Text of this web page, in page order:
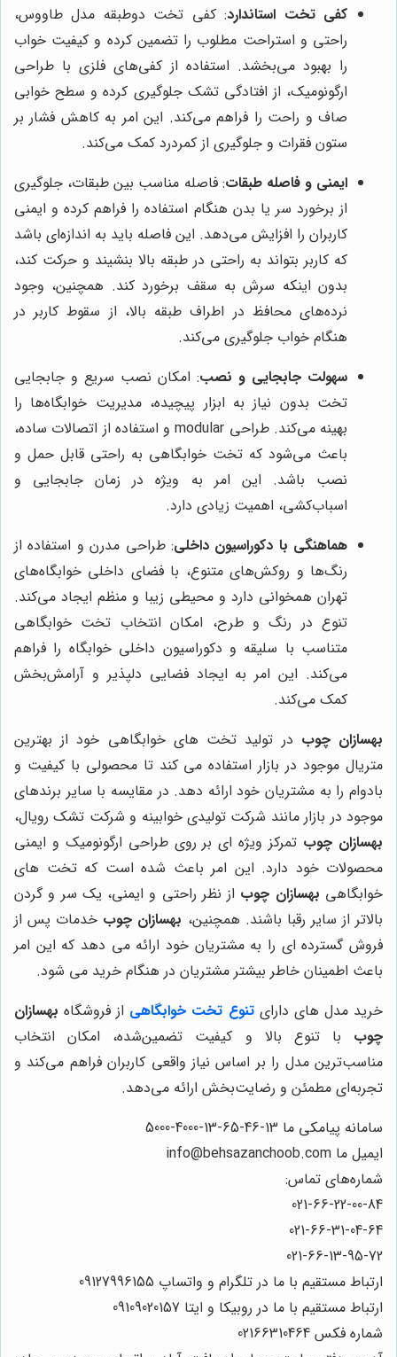
کفی تخت استاندارد: کفی تخت دوطبقه مدل طاووس،
راحتی و استراحت مطلوب را تضمین کرده و کیفیت خواب
را بهبود می‌بخشد. استفاده از کفی‌های فلزی با طراحی
ارگونومیک، از افتادگی تشک جلوگیری کرده و سطح خوابی
صاف و راحت را فراهم می‌کند. این امر به کاهش فشار بر
ستون فقرات و جلوگیری از کمردرد کمک می‌کند.
ایمنی و فاصله طبقات: فاصله مناسب بین طبقات، جلوگیری
از برخورد سر یا بدن هنگام استفاده را فراهم کرده و ایمنی
کاربران را افزایش می‌دهد. این فاصله باید به اندازه‌ای باشد
که کاربر بتواند به راحتی در طبقه بالا بنشیند و حرکت کند،
بدون اینکه سرش به سقف برخورد کند. همچنین، وجود
نرده‌های محافظ در اطراف طبقه بالا، از سقوط کاربر در
هنگام خواب جلوگیری می‌کند.
سهولت جابجایی و نصب: امکان نصب سریع و جابجایی
تخت بدون نیاز به ابزار پیچیده، مدیریت خوابگاه‌ها را
بهینه می‌کند. طراحی modular و استفاده از اتصالات ساده،
باعث می‌شود که تخت خوابگاهی به راحتی قابل حمل و
نصب باشد. این امر به ویژه در زمان جابجایی و
اسباب‌کشی، اهمیت زیادی دارد.
هماهنگی با دکوراسیون داخلی: طراحی مدرن و استفاده از
رنگ‌ها و روکش‌های متنوع، با فضای داخلی خوابگاه‌های
تهران همخوانی دارد و محیطی زیبا و منظم ایجاد می‌کند.
تنوع در رنگ و طرح، امکان انتخاب تخت خوابگاهی
متناسب با سلیقه و دکوراسیون داخلی خوابگاه را فراهم
می‌کند. این امر به ایجاد فضایی دلپذیر و آرامش‌بخش
کمک می‌کند.
بهسازان چوب در تولید تخت های خوابگاهی خود از بهترین
متریال موجود در بازار استفاده می کند تا محصولی با کیفیت و
بادوام را به مشتریان خود ارائه دهد. در مقایسه با سایر برندهای
موجود در بازار مانند شرکت تولیدی خوابینه و شرکت تشک رویال،
بهسازان چوب تمرکز ویژه ای بر روی طراحی ارگونومیک و ایمنی
محصولات خود دارد. این امر باعث شده است که تخت های
خوابگاهی بهسازان چوب از نظر راحتی و ایمنی، یک سر و گردن
بالاتر از سایر رقبا باشند. همچنین، بهسازان چوب خدمات پس از
فروش گسترده ای را به مشتریان خود ارائه می دهد که این امر
باعث اطمینان خاطر بیشتر مشتریان در هنگام خرید می شود.
خرید مدل های دارایتنوع تخت خوابگاهی از فروشگاه بهسازان
چوب با تنوع بالا و کیفیت تضمین‌شده، امکان انتخاب
مناسب‌ترین مدل را بر اساس نیاز واقعی کاربران فراهم می‌کند و
تجربه‌ای مطمئن و رضایت‌بخش ارائه می‌دهد.
سامانه پیامکی ما 13-46-65-13-4000-5000
ایمیل ما info@behsazanchoob.com
شماره‌های تماس:
021-66-22-00-84
021-66-31-04-64
021-66-13-95-72
ارتباط مستقیم با ما در تلگرام و واتساپ 09127996155
ارتباط مستقیم با ما در روبیکا و ایتا 09109020157
شماره فکس 02166310464